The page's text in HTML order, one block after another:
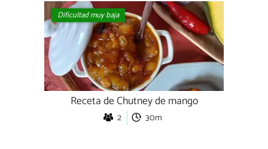
Dificultad muy baja
Receta de Chutney de mango
2 30m